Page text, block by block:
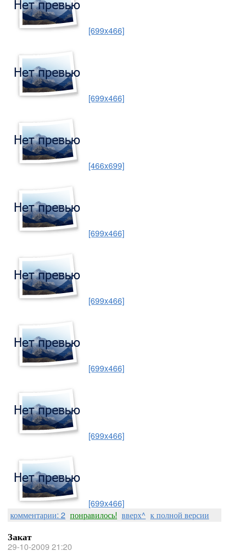
[699x466]
[699x466]
[466x699]
[699x466]
[699x466]
[699x466]
[699x466]
[699x466]
комментарии: 2 понравилось! вверх^ к полной версии
Закат
29-10-2009 21:20